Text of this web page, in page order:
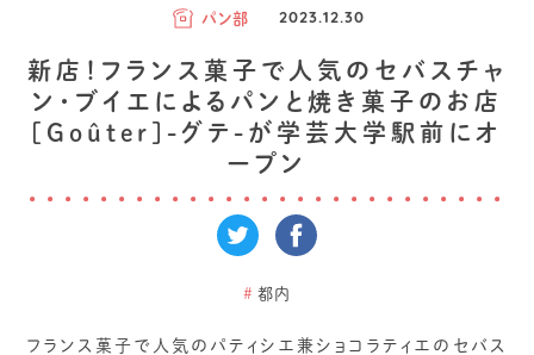
パン部 2023.12.30
新店！フランス菓子で人気のセバスチャ
ン・ブイエによるパンと焼き菓子のお店
[Goûter]-グテ-が学芸大学駅前にオ
ープン
# 都内
フランス菓子で人気のパティシエ兼ショコラティエのセバス